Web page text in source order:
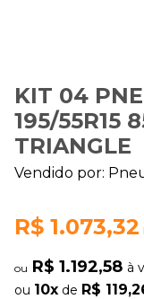
KIT 04
195/55R15
TRIANGLE
Vendido por:
R$ 1.073,32
ou R$ 1.192,58 à
ou 10x de R$